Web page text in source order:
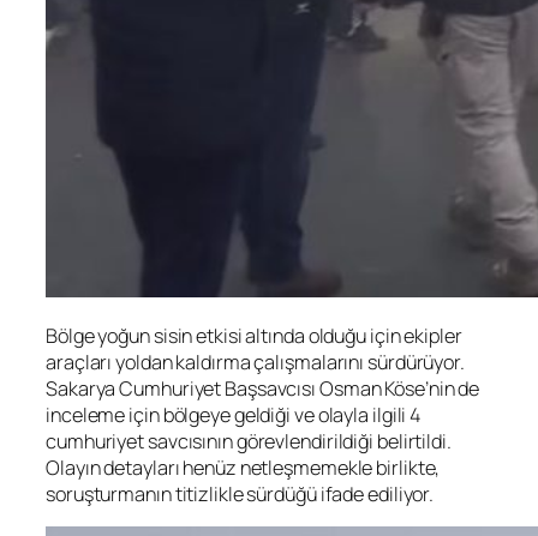
Bölge yoğun sisin etkisi altında olduğu için ekipler
araçları yoldan kaldırma çalışmalarını sürdürüyor.
Sakarya Cumhuriyet Başsavcısı Osman Köse’nin de
inceleme için bölgeye geldiği ve olayla ilgili 4
cumhuriyet savcısının görevlendirildiği belirtildi.
Olayın detayları henüz netleşmemekle birlikte,
soruşturmanın titizlikle sürdüğü ifade ediliyor.